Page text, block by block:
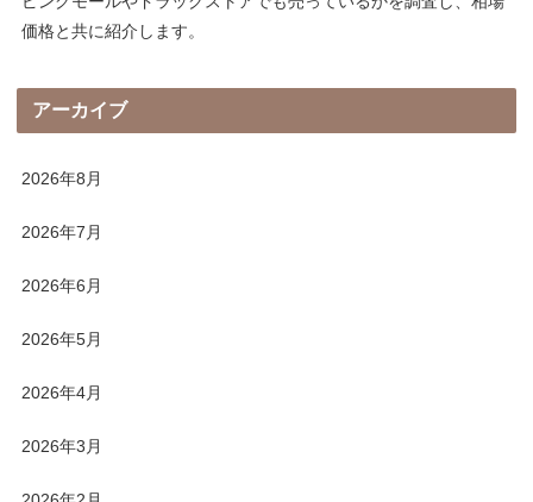
価格と共に紹介します。
アーカイブ
2026年8月
2026年7月
2026年6月
2026年5月
2026年4月
2026年3月